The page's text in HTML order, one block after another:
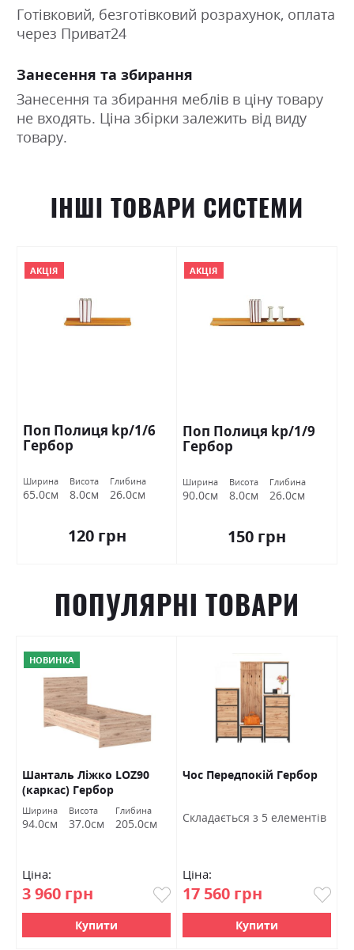
Готівковий, безготівковий розрахунок, оплата
через Приват24
Занесення та збирання
Занесення та збирання меблів в ціну товару
не входять. Ціна збірки залежить від виду
товару.
ІНШІ ТОВАРИ СИСТЕМИ
АКЦІЯ
Поп Полиця kp/1/6
Гербор
Ширина
65.0см
Висота
8.0см
Глибина
26.0см
120 грн
АКЦІЯ
Поп Полиця kp/1/9
Гербор
Ширина
90.0см
Висота
8.0см
Глибина
26.0см
150 грн
ПОПУЛЯРНІ ТОВАРИ
НОВИНКА
Шанталь Ліжко LOZ90
(каркас) Гербор
Ширина
94.0см
Висота
37.0см
Глибина
205.0см
Ціна:
3 960 грн
Купити
Чос Передпокій Гербор
Cкладається з 5 елементів
Ціна:
17 560 грн
Купити